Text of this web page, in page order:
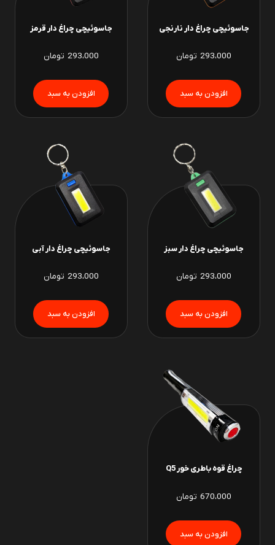
جاسوئیچی چراغ دار نارنجی
293،000 تومان
جاسوئیچی چراغ دار قرمز
293،000 تومان
جاسوئیچی چراغ دار سبز
293،000 تومان
جاسوئیچی چراغ دار آبی
293،000 تومان
چراغ قوه باطری خور Q5
670،000 تومان